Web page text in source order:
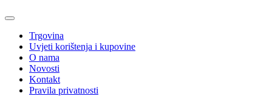
Trgovina
Uvjeti korištenja i kupovine
O nama
Novosti
Kontakt
Pravila privatnosti